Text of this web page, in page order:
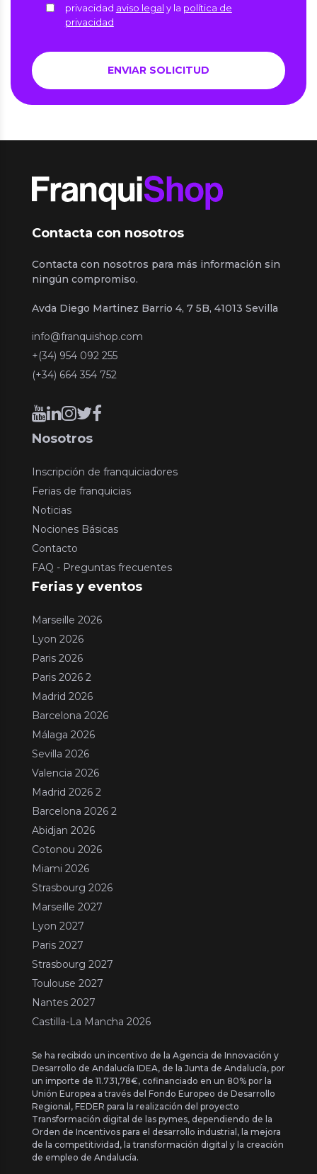
privacidad aviso legal y la política de
privacidad
Contacta con nosotros
Contacta con nosotros para más información sin
ningún compromiso.
Avda Diego Martinez Barrio 4, 7 5B, 41013 Sevilla
info@franquishop.com
+(34) 954 092 255
(+34) 664 354 752
Nosotros
Inscripción de franquiciadores
Ferias de franquicias
Noticias
Nociones Básicas
Contacto
FAQ - Preguntas frecuentes
Ferias y eventos
Marseille 2026
Lyon 2026
Paris 2026
Paris 2026 2
Madrid 2026
Barcelona 2026
Málaga 2026
Sevilla 2026
Valencia 2026
Madrid 2026 2
Barcelona 2026 2
Abidjan 2026
Cotonou 2026
Miami 2026
Strasbourg 2026
Marseille 2027
Lyon 2027
Paris 2027
Strasbourg 2027
Toulouse 2027
Nantes 2027
Castilla-La Mancha 2026
Se ha recibido un incentivo de la Agencia de Innovación y
Desarrollo de Andalucía IDEA, de la Junta de Andalucía, por
un importe de 11.731,78€, cofinanciado en un 80% por la
Unión Europea a través del Fondo Europeo de Desarrollo
Regional, FEDER para la realización del proyecto
Transformación digital de las pymes, dependiendo de la
Orden de Incentivos para el desarrollo industrial, la mejora
de la competitividad, la transformación digital y la creación
de empleo de Andalucía.